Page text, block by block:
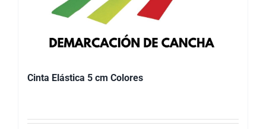
Cinta Elástica 5 cm Colores